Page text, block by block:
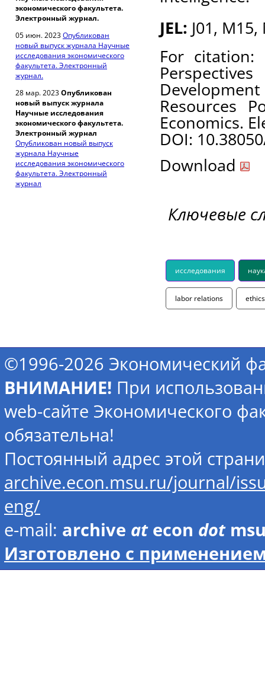
экономического факультета.
Электронный журнал.
05 июн. 2023Опубликован
новый выпуск журнала Научные
исследования экономического
факультета. Электронный
журнал.
28 мар. 2023Опубликован
новый выпуск журнала
Научные исследования
экономического факультета.
Электронный журнал
Опубликован новый выпуск
журнала Научные
исследования экономического
факультета. Электронный
журнал
JEL: J01, M15,
For citation:
Resources
Economics.
DOI:
Download
Ключевые
исследования
labor relations
©1996-2026 Экономический
ВНИМАНИЕ! При
web-сайте Экономического
обязательна!
Постоянный адрес этой
archive.econ.msu.ru/journal/
eng/
e-mail: archive atecon dot
Изготовлено с